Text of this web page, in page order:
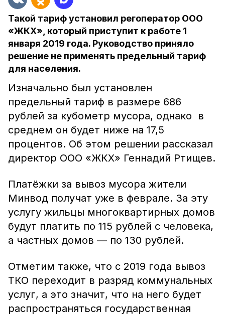
Такой тариф установил регоператор ООО
«ЖКХ», который приступит к работе 1
января 2019 года. Руководство приняло
решение не применять предельный тариф
для населения.
Изначально был установлен
предельный тариф в размере 686
рублей за кубометр мусора, однако в
среднем он будет ниже на 17,5
процентов. Об этом решении рассказал
директор ООО «ЖКХ» Геннадий Ртищев.
Платёжки за вывоз мусора жители
Минвод получат уже в феврале. За эту
услугу жильцы многоквартирных домов
будут платить по 115 рублей с человека,
а частных домов — по 130 рублей.
Отметим также, что с 2019 года вывоз
ТКО переходит в разряд коммунальных
услуг, а это значит, что на него будет
распространяться государственная